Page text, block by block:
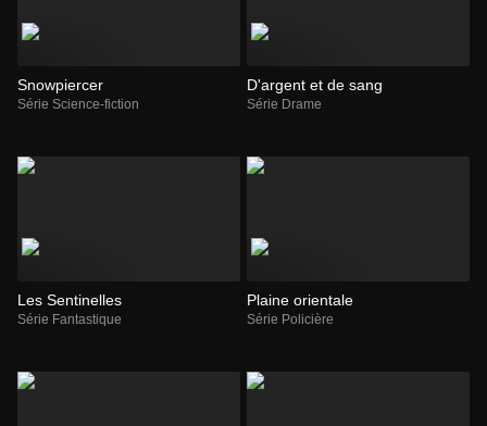
Snowpiercer
Série Science-fiction
D'argent et de sang
Série Drame
Les Sentinelles
Série Fantastique
Plaine orientale
Série Policière